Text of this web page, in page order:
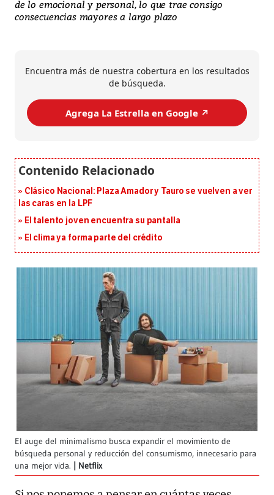
de lo emocional y personal, lo que trae consigo
consecuencias mayores a largo plazo
Encuentra más de nuestra cobertura en los resultados
de búsqueda.
Agrega La Estrella en Google ↗️
Clásico Nacional: Plaza Amador y Tauro se vuelven a ver
las caras en la LPF
El talento joven encuentra su pantalla​
El clima ya forma parte del crédito
El auge del minimalismo busca expandir el movimiento de
búsqueda personal y reducción del consumismo, innecesario para
una mejor vida.
Netflix